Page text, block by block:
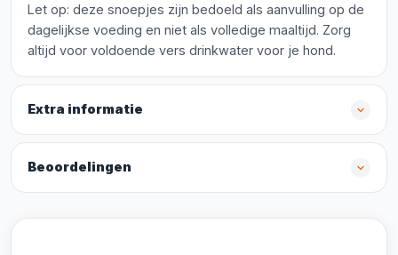
Let op: deze snoepjes zijn bedoeld als aanvulling op de
dagelijkse voeding en niet als volledige maaltijd. Zorg
altijd voor voldoende vers drinkwater voor je hond.
Extra informatie
Beoordelingen